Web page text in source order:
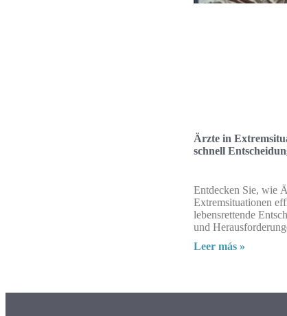
Ärzte in
schnell
Entdecken Sie, wie
Extremsituationen
lebensrettende
und
Leer más »